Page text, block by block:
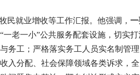
民就业增收等工作汇报。他强调，一
老一小”公共服务配套设施，切实
务工；严格落实务工人员实名制管
入分配、社会保障领域各类诉求，